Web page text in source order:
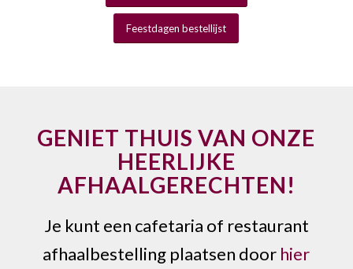
Feestdagen bestellijst
GENIET THUIS VAN ONZE
HEERLIJKE
AFHAALGERECHTEN!
Je kunt een cafetaria of restaurant
afhaalbestelling plaatsen door hier